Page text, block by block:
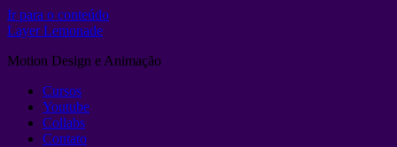
Ir para o conteúdo
Layer Lemonade
Motion Design e Animação
Cursos
Youtube
Collabs
Contato